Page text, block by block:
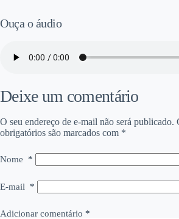
Ouça o áudio
Deixe um comentário
O seu endereço de e-mail não será publicado.
obrigatórios são marcados com *
Nome *
E-mail *
Adicionar comentário *